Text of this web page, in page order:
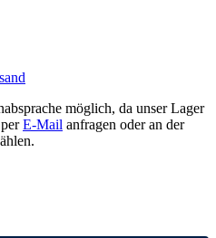
möglich, da unser Lager
E-Mail anfragen oder an der